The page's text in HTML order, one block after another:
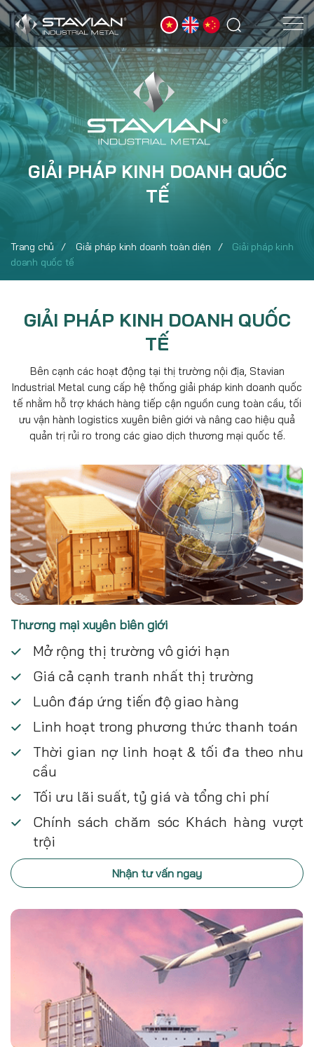
Trang chủ Giải pháp kinh doanh toàn diện
Giải pháp kinh
doanh quốc tế
GIẢI PHÁP KINH DOANH QUỐC
TẾ
GIẢI PHÁP KINH DOANH QUỐC
TẾ
Bên cạnh các hoạt động tại thị trường nội địa, Stavian
Industrial Metal cung cấp hệ thống giải pháp kinh doanh quốc
tế nhằm hỗ trợ khách hàng tiếp cận nguồn cung toàn cầu, tối
ưu vận hành logistics xuyên biên giới và nâng cao hiệu quả
quản trị rủi ro trong các giao dịch thương mại quốc tế.
Thương mại xuyên biên giới
Mở rộng thị trường vô giới hạn
Giá cả cạnh tranh nhất thị trường
Luôn đáp ứng tiến độ giao hàng
Linh hoạt trong phương thức thanh toán
Thời gian nợ linh hoạt & tối đa theo nhu
cầu
Tối ưu lãi suất, tỷ giá và tổng chi phí
Chính sách chăm sóc Khách hàng vượt
trội
Nhận tư vấn ngay